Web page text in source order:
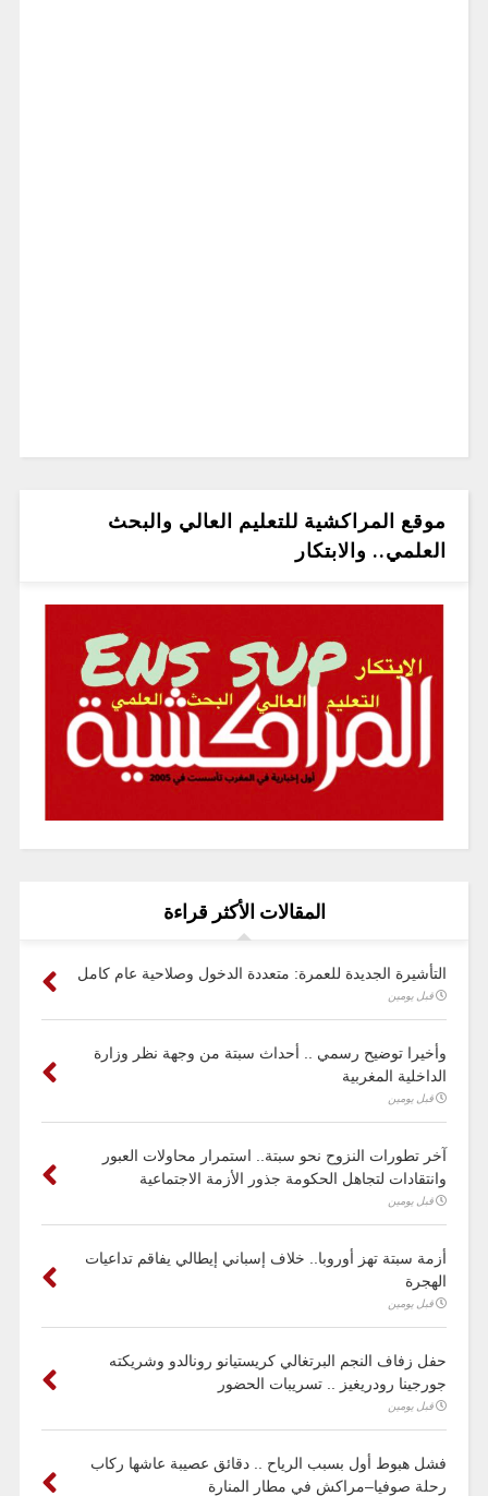
موقع المراكشية للتعليم العالي والبحث
العلمي.. والابتكار
المقالات الأكثر قراءة
التأشيرة الجديدة للعمرة: متعددة الدخول وصلاحية عام كامل
قبل يومين
وأخيرا توضيح رسمي .. أحداث سبتة من وجهة نظر وزارة
الداخلية المغربية
قبل يومين
آخر تطورات النزوح نحو سبتة.. استمرار محاولات العبور
وانتقادات لتجاهل الحكومة جذور الأزمة الاجتماعية
قبل يومين
أزمة سبتة تهز أوروبا.. خلاف إسباني إيطالي يفاقم تداعيات
الهجرة
قبل يومين
حفل زفاف النجم البرتغالي كريستيانو رونالدو وشريكته
جورجينا رودريغيز .. تسريبات الحضور
قبل يومين
فشل هبوط أول بسبب الرياح .. دقائق عصيبة عاشها ركاب
رحلة صوفيا–مراكش في مطار المنارة